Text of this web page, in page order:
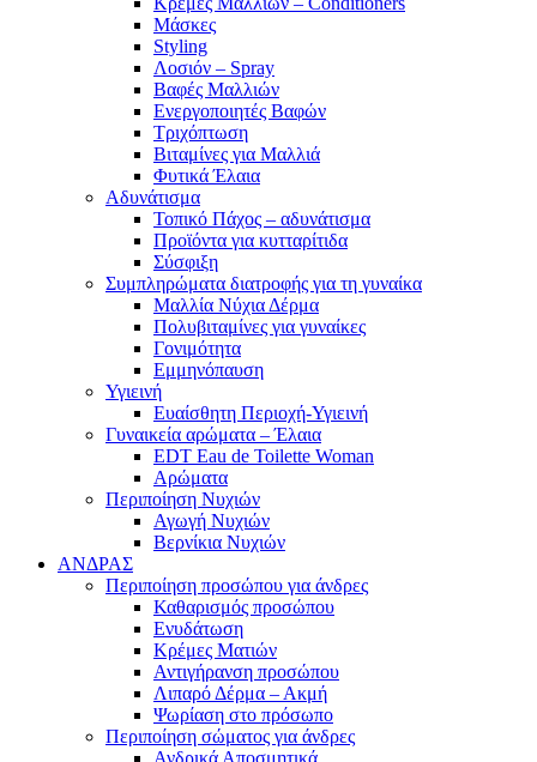
Μάσκες
Styling
Λοσιόν – Spray
Βαφές Μαλλιών
Ενεργοποιητές Βαφών
Τριχόπτωση
Βιταμίνες για Μαλλιά
Φυτικά Έλαια
Αδυνάτισμα
Τοπικό Πάχος – αδυνάτισμα
Προϊόντα για κυτταρίτιδα
Σύσφιξη
Συμπληρώματα διατροφής για τη γυναίκα
Μαλλία Νύχια Δέρμα
Πολυβιταμίνες για γυναίκες
Γονιμότητα
Εμμηνόπαυση
Υγιεινή
Ευαίσθητη Περιοχή-Υγιεινή
Γυναικεία αρώματα – Έλαια
EDT Eau de Toilette Woman
Αρώματα
Περιποίηση Νυχιών
Αγωγή Νυχιών
Βερνίκια Νυχιών
ΑΝΔΡΑΣ
Περιποίηση προσώπου για άνδρες
Καθαρισμός προσώπου
Ενυδάτωση
Κρέμες Ματιών
Αντιγήρανση προσώπου
Λιπαρό Δέρμα – Ακμή
Ψωρίαση στο πρόσωπο
Περιποίηση σώματος για άνδρες